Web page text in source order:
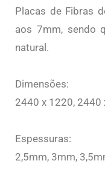
Placas de Fibras
aos 7mm, sendo
natural.
Dimensões:
2440 x 1220, 2440
Espessuras:
2,5mm, 3mm,